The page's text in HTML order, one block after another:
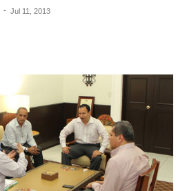
- Jul 11, 2013